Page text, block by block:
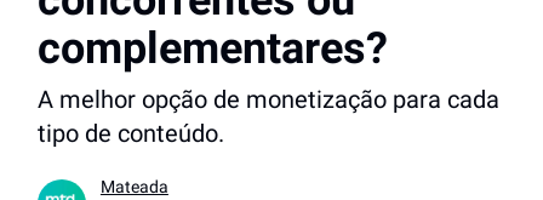
complementares?
A melhor opção de monetização para cada
tipo de conteúdo.
Mateada